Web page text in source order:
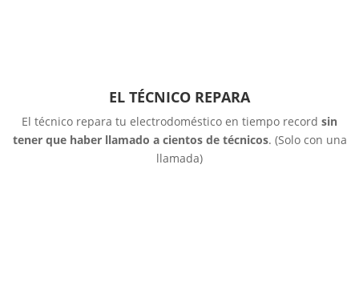
EL TÉCNICO REPARA
El técnico repara tu electrodoméstico en tiempo record sin
tener que haber llamado a cientos de técnicos. (Solo con una
llamada)